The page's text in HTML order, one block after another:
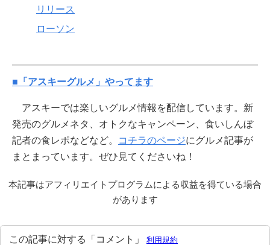
リリース
ローソン
■「アスキーグルメ」やってます
アスキーでは楽しいグルメ情報を配信しています。新
発売のグルメネタ、オトクなキャンペーン、食いしんぼ
記者の食レポなどなど。
コチラのページにグルメ記事が
まとまっています。ぜひ見てくださいね！
本記事はアフィリエイトプログラムによる収益を得ている場合
があります